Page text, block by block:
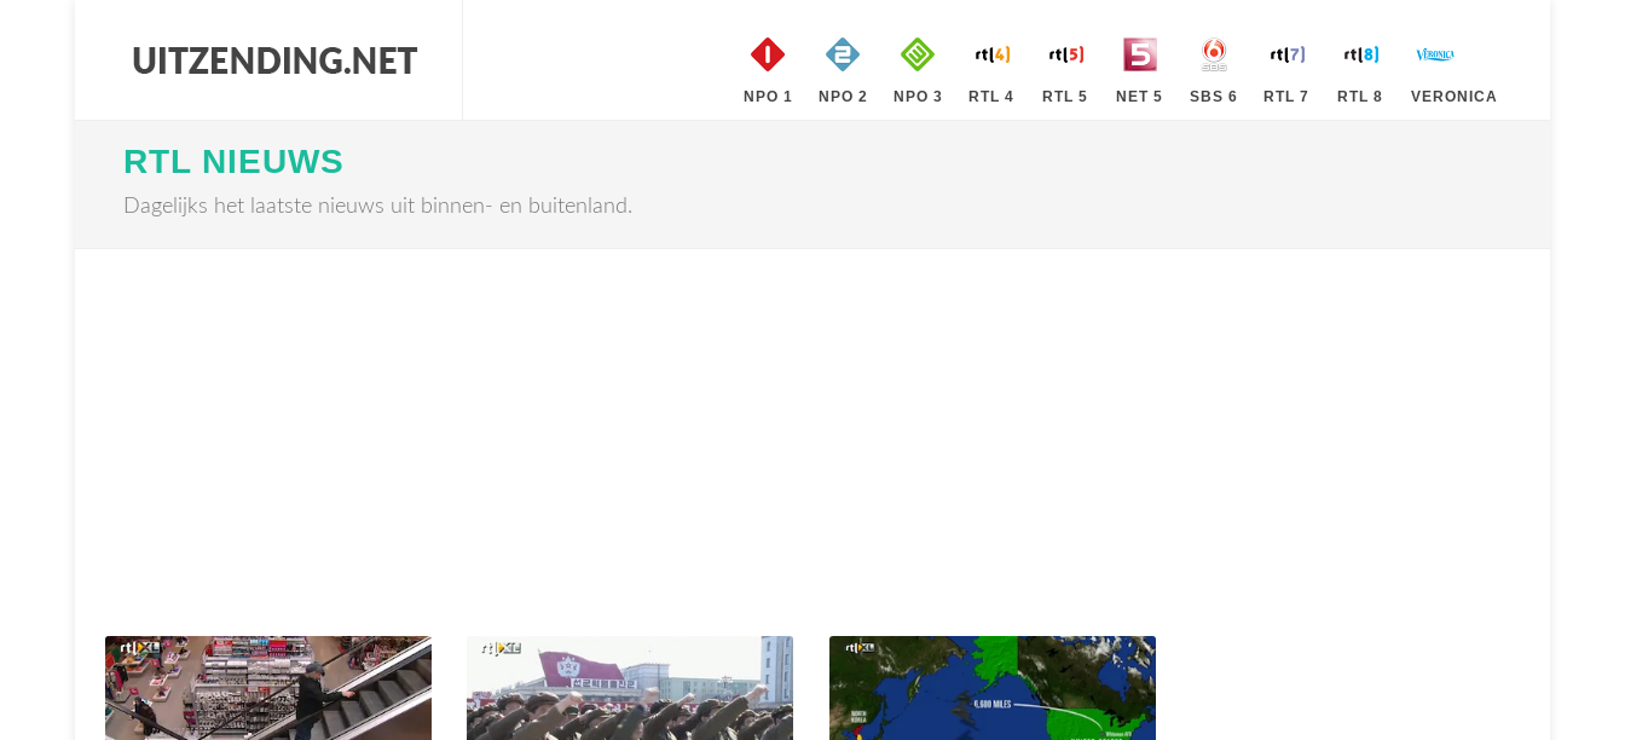
NPO 1 NPO 2 NPO 3 RTL 4 RTL 5 NET 5 SBS 6 RTL 7 RTL 8 VERONICA
RTL NIEUWS
Dagelijks het laatste nieuws uit binnen- en buitenland.